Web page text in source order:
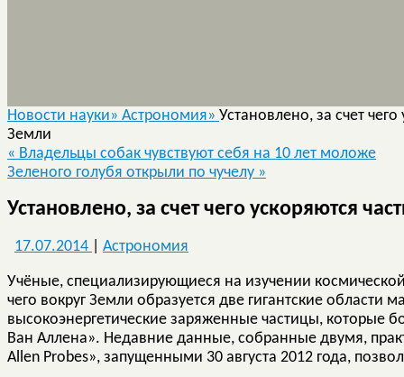
Новости науки» Астрономия» Установлено, за счет
Земли
« Владельцы собак чувствуют себя на 10 лет моложе
Зеленого голубя открыли по чучелу »
Установлено, за счет чего ускоряются
17.07.2014 Астрономия
Учёные, специализирующиеся на изучении
чего вокруг Земли образуется две гигантские
высокоэнергетические заряженные частицы, которые
Ван Аллена». Недавние данные, собранные двумя,
Allen Probes», запущенными 30 августа 2012 года,